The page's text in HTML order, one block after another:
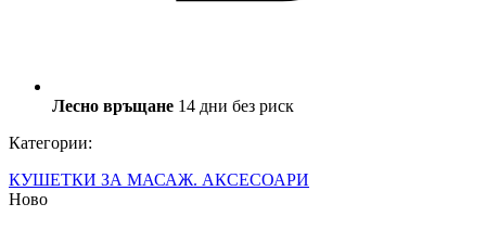
Лесно връщане 14 дни без риск
Категории:
КУШЕТКИ ЗА МАСАЖ. АКСЕСОАРИ
Ново